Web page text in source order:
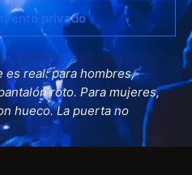
privado
es real: para hombres,
roto. Para mujeres,
hueco. La puerta no